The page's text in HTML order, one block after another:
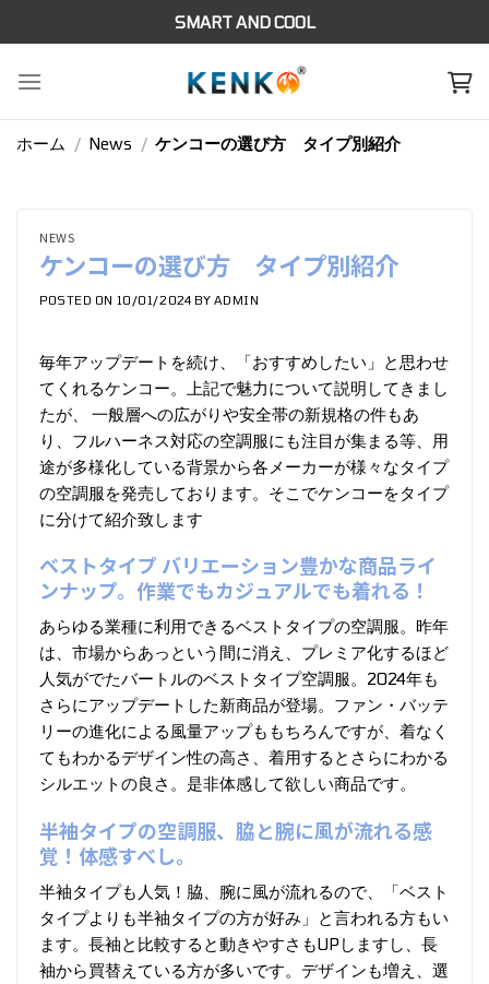
to
SMART AND COOL
ホーム / News / ケンコーの選び方 タイプ別紹介
NEWS
ケンコーの選び方 タイプ別紹介
POSTED ON 10/01/2024 BYADMIN
毎年アップデートを続け、「おすすめしたい」と思わせ
てくれるケンコー。上記で魅力について説明してきまし
たが、 一般層への広がりや安全帯の新規格の件もあ
り、フルハーネス対応の空調服にも注目が集まる等、用
途が多様化している背景から各メーカーが様々なタイプ
の空調服を発売しております。そこでケンコーをタイプ
に分けて紹介致します
ベストタイプ バリエーション豊かな商品ライ
ンナップ。作業でもカジュアルでも着れる！
あらゆる業種に利用できるベストタイプの空調服。昨年
は、市場からあっという間に消え、プレミア化するほど
人気がでたバートルのベストタイプ空調服。2024年も
さらにアップデートした新商品が登場。ファン・バッテ
リーの進化による風量アップももちろんですが、着なく
てもわかるデザイン性の高さ、着用するとさらにわかる
シルエットの良さ。是非体感して欲しい商品です。
半袖タイプの空調服、脇と腕に風が流れる感
覚！体感すべし。
半袖タイプも人気！脇、腕に風が流れるので、「ベスト
タイプよりも半袖タイプの方が好み」と言われる方もい
ます。長袖と比較すると動きやすさもUPしますし、長
袖から買替えている方が多いです。デザインも増え、選